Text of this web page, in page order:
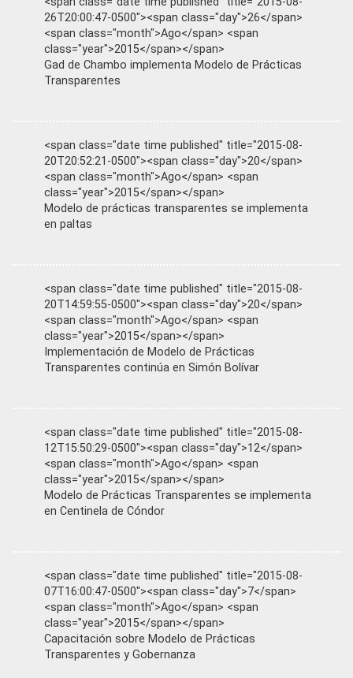
26T20:00:47-0500"><span class="day">26</span>
<span class="month">Ago</span> <span
class="year">2015</span></span>
Gad de Chambo implementa Modelo de Prácticas
Transparentes
<span class="date time published" title="2015-08-
20T20:52:21-0500"><span class="day">20</span>
<span class="month">Ago</span> <span
class="year">2015</span></span>
Modelo de prácticas transparentes se implementa
en paltas
<span class="date time published" title="2015-08-
20T14:59:55-0500"><span class="day">20</span>
<span class="month">Ago</span> <span
class="year">2015</span></span>
Implementación de Modelo de Prácticas
Transparentes continúa en Simón Bolívar
<span class="date time published" title="2015-08-
12T15:50:29-0500"><span class="day">12</span>
<span class="month">Ago</span> <span
class="year">2015</span></span>
Modelo de Prácticas Transparentes se implementa
en Centinela de Cóndor
<span class="date time published" title="2015-08-
07T16:00:47-0500"><span class="day">7</span>
<span class="month">Ago</span> <span
class="year">2015</span></span>
Capacitación sobre Modelo de Prácticas
Transparentes y Gobernanza